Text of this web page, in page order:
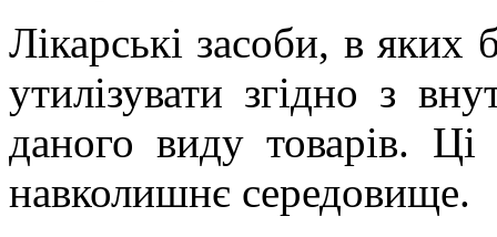
Лікарські засоби, в яких
утилізувати згідно з
даного виду товарів.
навколишнє середовище.